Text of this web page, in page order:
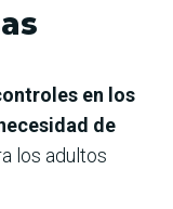
en los
de
los adultos